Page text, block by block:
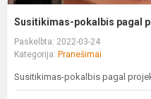
Susitikimas-pokalbis pagal
Paskelbta: 2022-03-24
Kategorija: Pranešimai
Susitikimas-pokalbis pagal